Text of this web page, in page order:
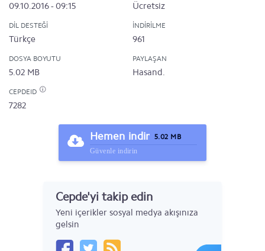
09.10.2016 - 09:15 Ücretsiz
DIL DESTEĞI
Türkçe
İNDIRILME
961
DOSYA BOYUTU
5.02 MB
PAYLAŞAN
Hasand.
CEPDEID
7282
Hemen indir 5.02 MB
Güvenle indirin
Cepde'yi takip edin
Yeni içerikler sosyal medya akışınıza
gelsin